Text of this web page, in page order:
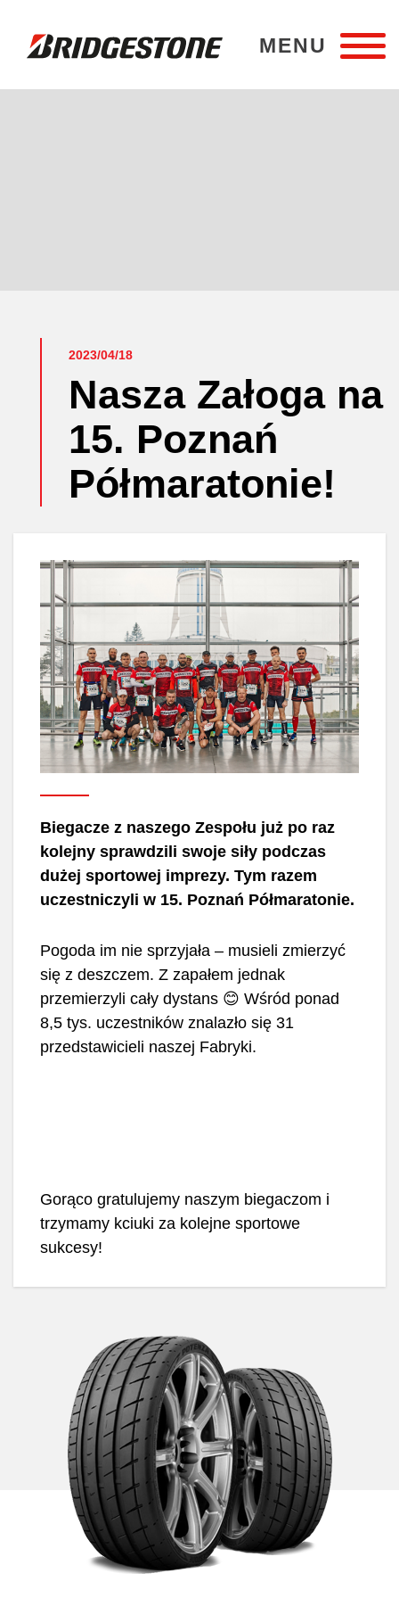
MENU
Nasza Załoga na
15. Poznań
Półmaratonie!
2023/04/18
Biegacze z naszego Zespołu już po raz
kolejny sprawdzili swoje siły podczas
dużej sportowej imprezy. Tym razem
uczestniczyli w 15. Poznań Półmaratonie.
Pogoda im nie sprzyjała – musieli zmierzyć
się z deszczem. Z zapałem jednak
przemierzyli cały dystans 😊 Wśród ponad
8,5 tys. uczestników znalazło się 31
przedstawicieli naszej Fabryki.
Gorąco gratulujemy naszym biegaczom i
trzymamy kciuki za kolejne sportowe
sukcesy!